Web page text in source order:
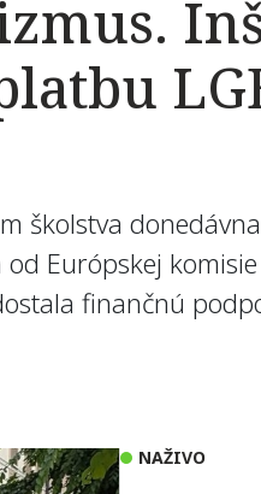
školstva
Európskej
finančnú
NAŽIVO